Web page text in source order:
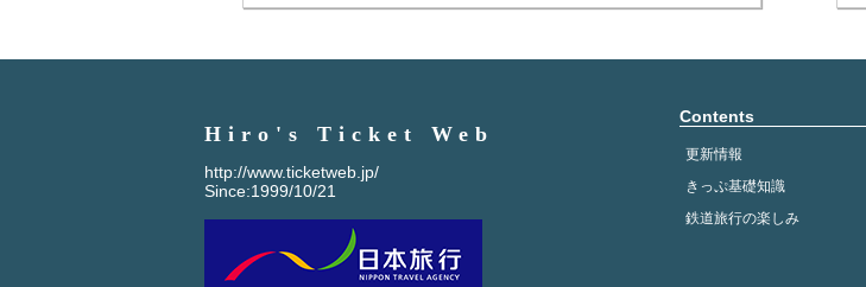
Hiro's Ticket Web
http://www.ticketweb.jp/
Since:1999/10/21
Contents
更新情報
きっぷ基礎知識
鉄道旅行の楽しみ